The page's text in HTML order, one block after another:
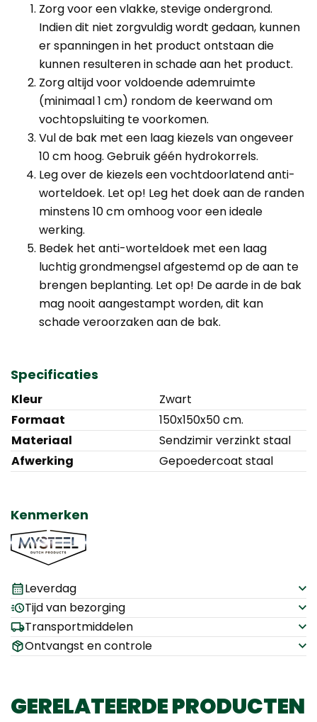
Zorg voor een vlakke, stevige ondergrond.
Indien dit niet zorgvuldig wordt gedaan, kunnen
er spanningen in het product ontstaan die
kunnen resulteren in schade aan het product.
Zorg altijd voor voldoende ademruimte
(minimaal 1 cm) rondom de keerwand om
vochtopsluiting te voorkomen.
Vul de bak met een laag kiezels van ongeveer
10 cm hoog. Gebruik géén hydrokorrels.
Leg over de kiezels een vochtdoorlatend anti-
worteldoek. Let op! Leg het doek aan de randen
minstens 10 cm omhoog voor een ideale
werking.
Bedek het anti-worteldoek met een laag
luchtig grondmengsel afgestemd op de aan te
brengen beplanting. Let op! De aarde in de bak
mag nooit aangestampt worden, dit kan
schade veroorzaken aan de bak.
Specificaties
Kleur
Zwart
Formaat
150x150x50 cm.
Materiaal
Sendzimir verzinkt staal
Afwerking
Gepoedercoat staal
Kenmerken
Leverdag
Tijd van bezorging
Transportmiddelen
Ontvangst en controle
GERELATEERDE PRODUCTEN